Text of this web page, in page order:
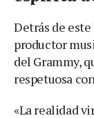
Detrás de
productor
del Grammy,
respetuosa
«La realidad